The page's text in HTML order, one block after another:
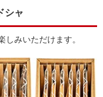
シャ
みいただけます。